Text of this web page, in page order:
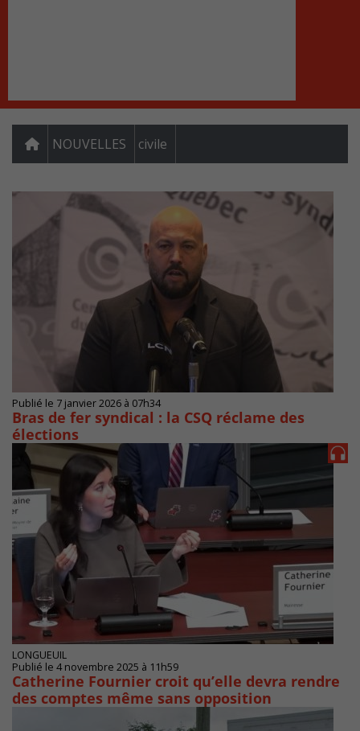
NOUVELLES civile
Publié le 7 janvier 2026 à 07h34
Bras de fer syndical : la CSQ réclame des
élections
LONGUEUIL
Publié le 4 novembre 2025 à 11h59
Catherine Fournier croit qu’elle devra rendre
des comptes même sans opposition